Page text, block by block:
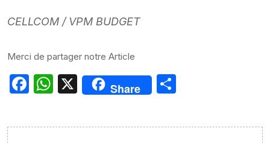
CELLCOM / VPM BUDGET
Merci de partager notre Article
Facebook
WhatsApp
X Share